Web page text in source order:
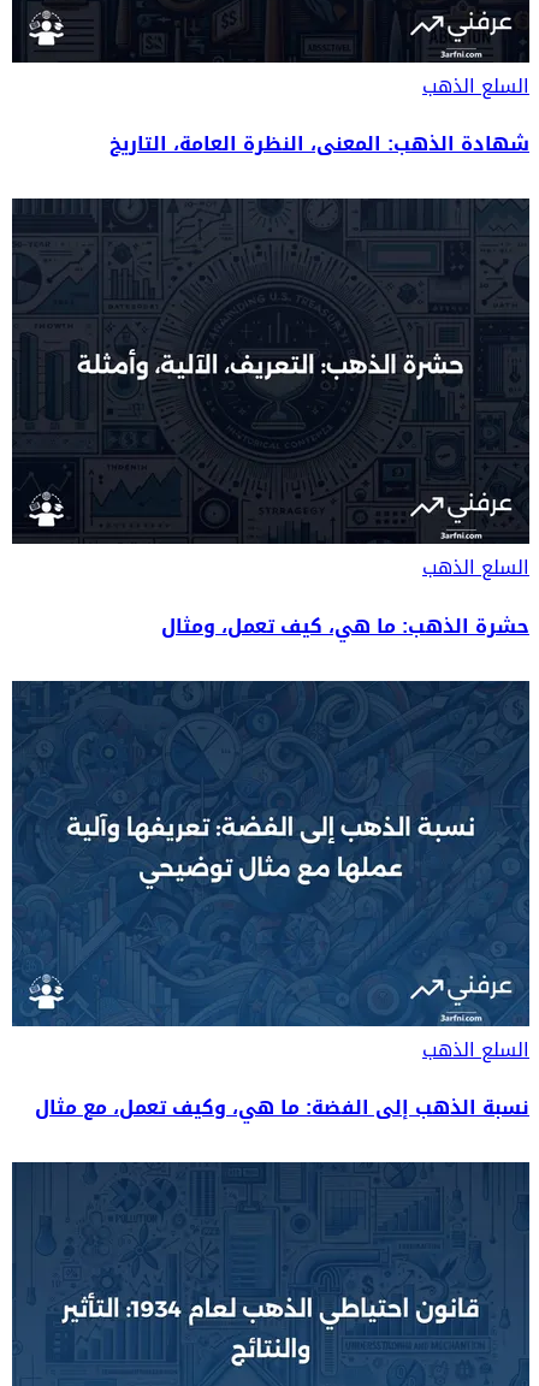
السلعالذهب
شهادة الذهب: المعنى، النظرة العامة، التاريخ
السلعالذهب
حشرة الذهب: ما هي، كيف تعمل، ومثال
السلعالذهب
نسبة الذهب إلى الفضة: ما هي، وكيف تعمل، مع مثال